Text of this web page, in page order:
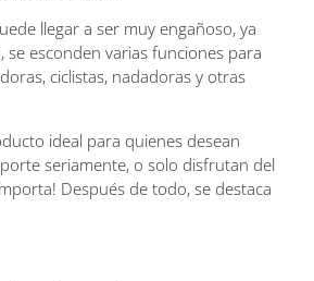
llegar a ser muy engañoso, ya
se esconden varias funciones para
ciclistas, nadadoras y otras
ideal para quienes desean
seriamente, o solo disfrutan del
Después de todo, se destaca